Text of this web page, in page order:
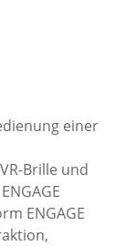
einer
Brille und
ENGAGE